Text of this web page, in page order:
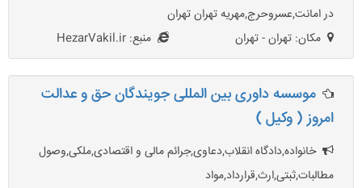
در امانت,عسروحرج,مهریه تهران تهران
مکان: تهران - تهران
منبع: HezarVakil.ir
موسسه داوری بین المللی جویندگان حق و عدالت
امروز ( وکیل )
خانواده,دادگاه انقلاب,دعاوی,جرائم مالی و اقتصادی,ملکی,وصول
مطالبات,ثبتی,ارث,قرارداد,مواد